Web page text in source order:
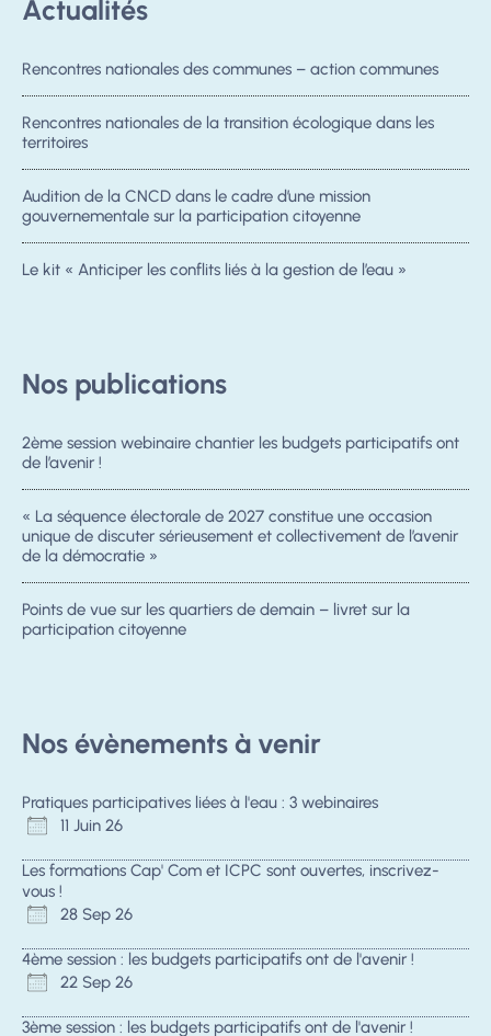
Actualités
Rencontres nationales des communes – action communes
Rencontres nationales de la transition écologique dans les
territoires
Audition de la CNCD dans le cadre d’une mission
gouvernementale sur la participation citoyenne
Le kit « Anticiper les conflits liés à la gestion de l’eau »
Nos publications
2ème session webinaire chantier les budgets participatifs ont
de l’avenir !
« La séquence électorale de 2027 constitue une occasion
unique de discuter sérieusement et collectivement de l’avenir
de la démocratie »
Points de vue sur les quartiers de demain – livret sur la
participation citoyenne
Nos évènements à venir
Pratiques participatives liées à l'eau : 3 webinaires
11 Juin 26
Les formations Cap' Com et ICPC sont ouvertes, inscrivez-
vous !
28 Sep 26
4ème session : les budgets participatifs ont de l'avenir !
22 Sep 26
3ème session : les budgets participatifs ont de l'avenir !